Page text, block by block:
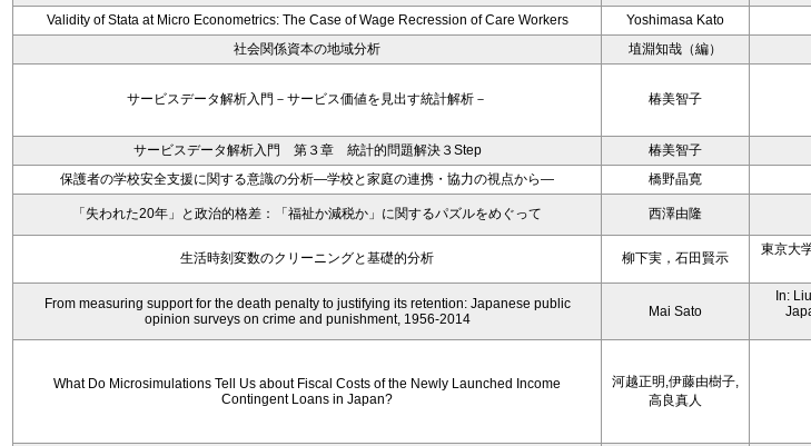
Validity of Stata at Micro Econometrics: The Case of Wage Recression of Care Workers Yoshimasa Kato
社会関係資本の地域分析
埴淵知哉（編）
サービスデータ解析入門－サービス価値を見出す統計解析－ 椿美智子
サービスデータ解析入門 第３章 統計的問題解決３Step
椿美智子
保護者の学校安全支援に関する意識の分析―学校と家庭の連携・協力の視点から―
橋野晶寛
「失われた20年」と政治的格差：「福祉か減税か」に関するパズルをめぐって 西澤由隆
生活時刻変数のクリーニングと基礎的分析 柳下実，石田賢示
東京大
From measuring support for the death penalty to justifying its retention: Japanese public
opinion surveys on crime and punishment, 1956-2014
Mai Sato
In:
What Do Microsimulations Tell Us about Fiscal Costs of the Newly Launched Income
Contingent Loans in Japan?
河越正明,伊藤由樹子,
高良真人